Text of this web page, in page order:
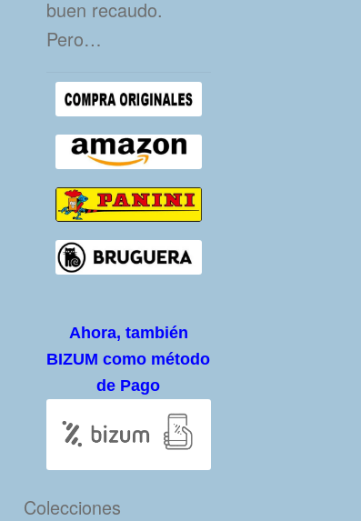
buen recaudo.
Pero…
Ahora, también
BIZUM como método
de Pago
Colecciones